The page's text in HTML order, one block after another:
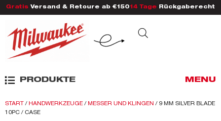
Gratis Versand & Retoure ab €150 14 Tage Rückgaberecht
PRODUKTE MENU
START / HANDWERKZEUGE / MESSER UND KLINGEN / 9 MM SILVER BLADE
10PC / CASE